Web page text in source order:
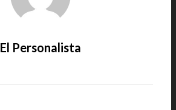
El Personalista